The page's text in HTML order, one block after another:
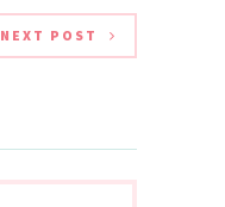
NEXT POST